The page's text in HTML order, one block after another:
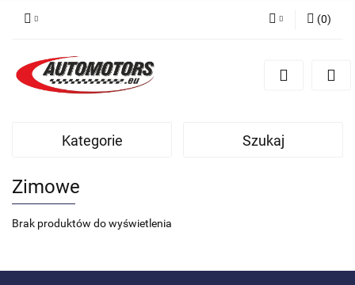
Zarejestruj się
(0)
Kategorie Szukaj
Zimowe
Brak produktów do wyświetlenia